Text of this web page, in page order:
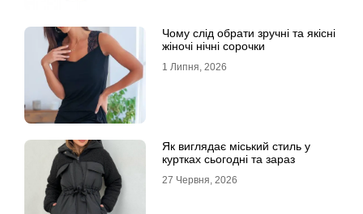
Чому слід обрати зручні та якісні
жіночі нічні сорочки
1 Липня, 2026
Як виглядає міський стиль у
куртках сьогодні та зараз
27 Червня, 2026